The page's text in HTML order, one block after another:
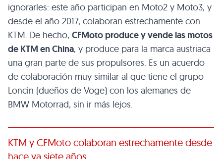
ignorarles: este año participan en Moto2 y Moto3, y
desde el año 2017, colaboran estrechamente con
KTM. De hecho, CFMoto produce y vende las motos
de KTM en China, y produce para la marca austriaca
una gran parte de sus propulsores. Es un acuerdo
de colaboración muy similar al que tiene el grupo
Loncin (dueños de Voge) con los alemanes de
BMW Motorrad, sin ir más lejos.
KTM y CFMoto colaboran estrechamente desde
hace ya siete años